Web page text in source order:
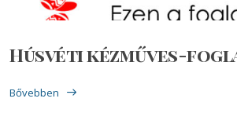
Húsvéti kézműves-
Bővebben